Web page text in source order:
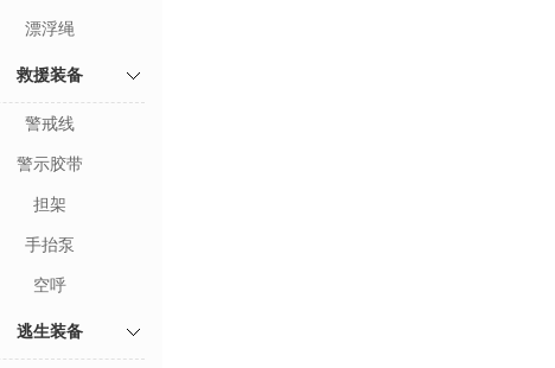
漂浮绳
救援装备
警戒线
警示胶带
担架
手抬泵
空呼
逃生装备